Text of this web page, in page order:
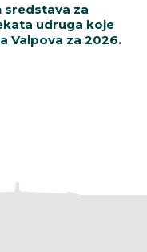
sredstava za
udruga koje
Valpova za 2026.